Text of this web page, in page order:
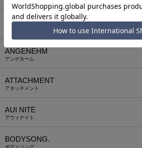
a lit r
ANGENEHM
アンゲネーム
ATTACHMENT
アタッチメント
AUI NITE
アウィナイト
BODYSONG.
ボディソング